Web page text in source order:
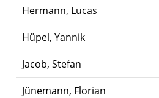
Hermann, Lucas
Hüpel, Yannik
Jacob, Stefan
Jünemann, Florian